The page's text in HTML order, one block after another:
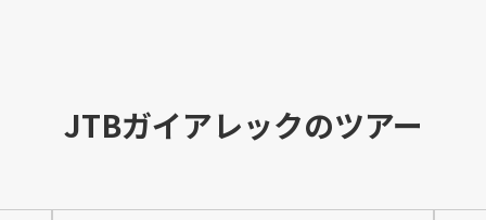
JTBガイアレックのツアー